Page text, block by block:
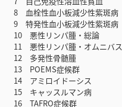
8 血栓性血小板減少性紫斑病
9 特発性血小板減少性紫斑病
10 悪性リンパ腫・総論
11 悪性リンパ腫・オムニバス
12 多発性骨髄腫
13 POEMS症候群
14 アミロイドーシス
15 キャッスルマン病
16 TAFRO症候群